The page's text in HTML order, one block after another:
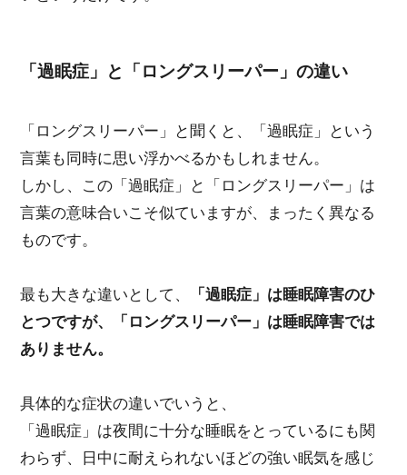
「過眠症」と「ロングスリーパー」の違い
「ロングスリーパー」と聞くと、「過眠症」という
言葉も同時に思い浮かべるかもしれません。
しかし、この「過眠症」と「ロングスリーパー」は
言葉の意味合いこそ似ていますが、まったく異なる
ものです。
最も大きな違いとして、
「過眠症」は睡眠障害のひ
とつですが、「ロングスリーパー」は睡眠障害では
ありません。
具体的な症状の違いでいうと、
「過眠症」は夜間に十分な睡眠をとっているにも関
わらず、日中に耐えられないほどの強い眠気を感じ